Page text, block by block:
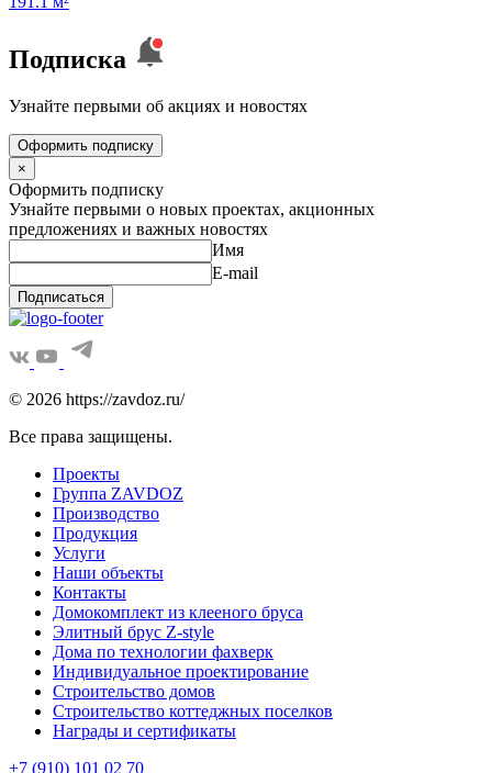
Подписка
Узнайте первыми об акциях и новостях
Оформить подписку
×
Оформить подписку
Узнайте первыми о новых проектах, акционных
предложениях и важных новостях
Имя
E-mail
Подписаться
© 2026 https://zavdoz.ru/
Все права защищены.
Проекты
Группа ZAVDOZ
Производство
Продукция
Услуги
Наши объекты
Контакты
Домокомплект из клееного бруса
Элитный брус Z-style
Дома по технологии фахверк
Индивидуальное проектирование
Строительство домов
Строительство коттеджных поселков
Награды и сертификаты
+7 (910) 101 02 70